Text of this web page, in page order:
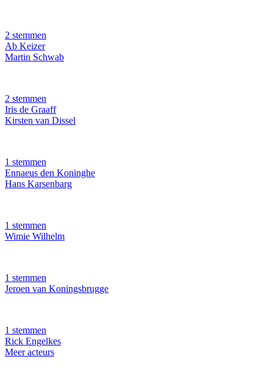
2 stemmen
Ab Keizer
Martin Schwab
2 stemmen
Iris de Graaff
Kirsten van Dissel
1 stemmen
Ennaeus den Koninghe
Hans Karsenbarg
1 stemmen
Wimie Wilhelm
1 stemmen
Jeroen van Koningsbrugge
1 stemmen
Rick Engelkes
Meer acteurs